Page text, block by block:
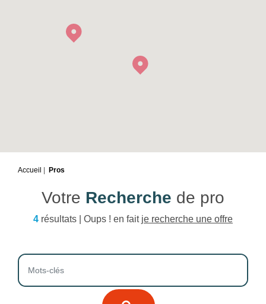
Accueil Pros
Votre Recherche de pro
4 résultats | Oups ! en fait je recherche une offre